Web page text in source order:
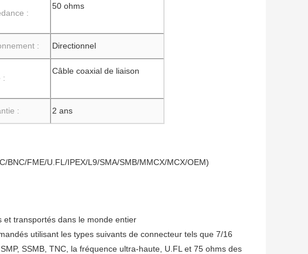
:
50 ohms
: Directionnel
:
Câble coaxial de liaison
: 2 ans
FME/U.FL/IPEX/L9/SMA/SMB/MMCX/MCX/OEM)
et transportés dans le monde entier
utilisant les types suivants de connecteur tels que 7/16
SSMB, TNC, la fréquence ultra-haute, U.FL et 75 ohms des